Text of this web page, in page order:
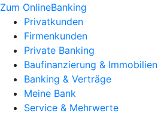
Zum OnlineBanking
Privatkunden
Firmenkunden
Private Banking
Baufinanzierung & Immobilien
Banking & Verträge
Meine Bank
Service & Mehrwerte